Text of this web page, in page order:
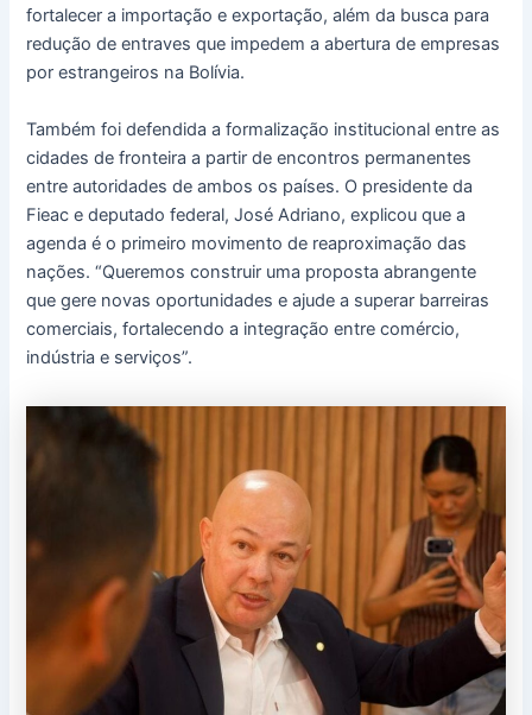
fortalecer a importação e exportação, além da busca para
redução de entraves que impedem a abertura de empresas
por estrangeiros na Bolívia.
Também foi defendida a formalização institucional entre as
cidades de fronteira a partir de encontros permanentes
entre autoridades de ambos os países. O presidente da
Fieac e deputado federal, José Adriano, explicou que a
agenda é o primeiro movimento de reaproximação das
nações. “Queremos construir uma proposta abrangente
que gere novas oportunidades e ajude a superar barreiras
comerciais, fortalecendo a integração entre comércio,
indústria e serviços”.